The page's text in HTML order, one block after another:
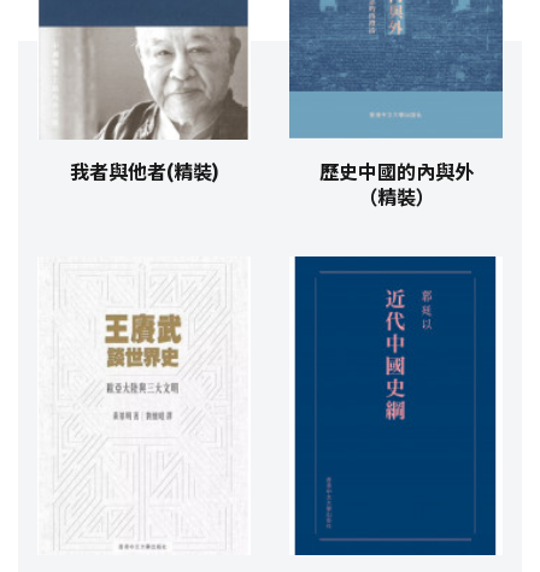
我者與他者(精裝)
歷史中國的內與外
（精裝）